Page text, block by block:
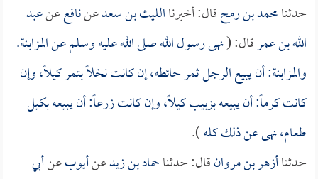
حدثنامحمد بن رمحقال: أخبرناالليث بن سعدعننافععنعبد
الله بن عمرقال: (نهى رسول الله صلى الله عليه وسلم عن المزابنة.
والمزابنة: أن يبيع الرجل ثمر حائطه، إن كانت نخلاً بتمر كيلاً، وإن
كانت كرماً: أن يبيعه بزبيب كيلاً، وإن كانت زرعاً: أن يبيعه بكيل
طعام، نهى عن ذلك كله).
حدثناأزهر بن مروانقال: حدثناحماد بن زيدعنأيوبعنأبي